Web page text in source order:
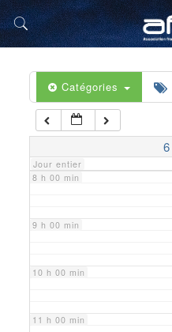
Catégories
6
Jour entier
5 h 00 min
6 h 00 min
7 h 00 min
8 h 00 min
9 h 00 min
10 h 00 min
11 h 00 min